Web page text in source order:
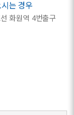
는 경우
화원역 4번출구